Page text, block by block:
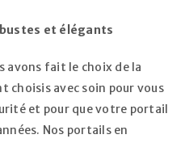
et élégants
avons fait le choix de la
choisis avec soin pour vous
et pour que votre portail
Nos portails en